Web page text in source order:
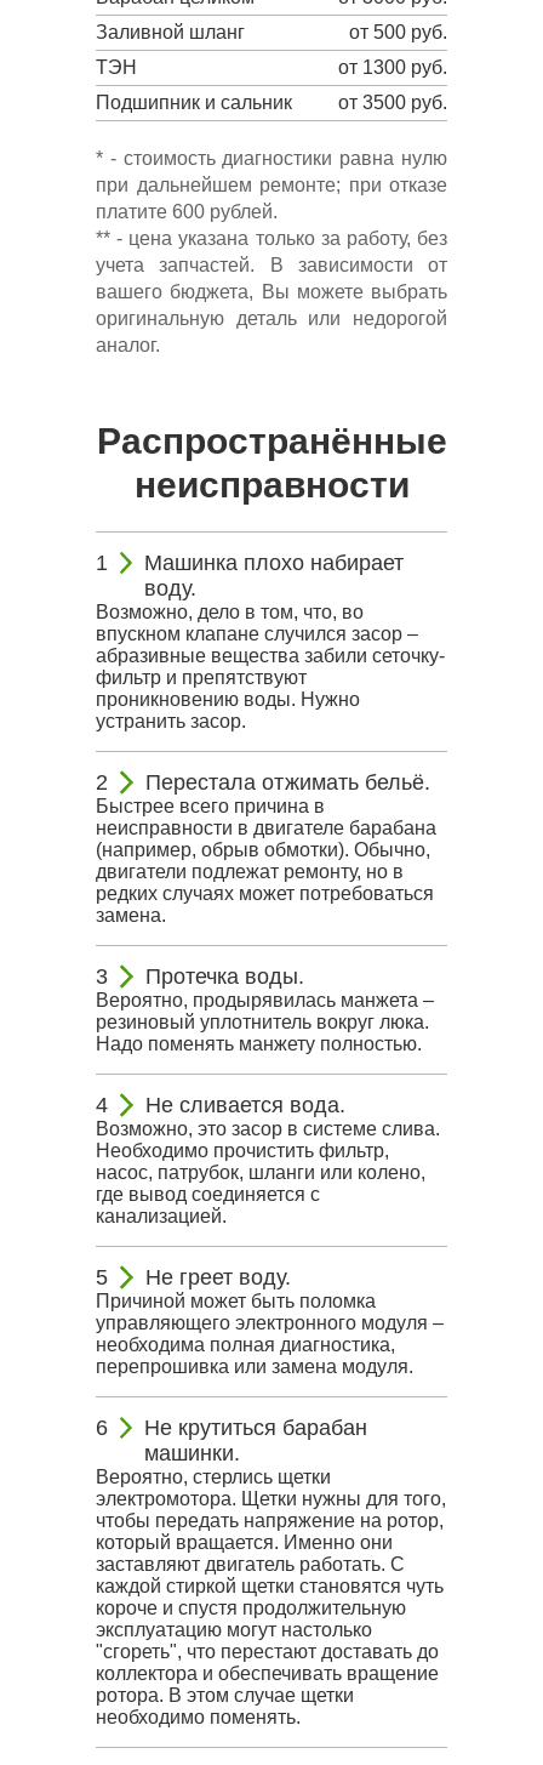
Заливной шланг
от 500 руб.
ТЭН
от 1300 руб.
Подшипник и сальник
от 3500 руб.
* - стоимость диагностики равна нулю
при дальнейшем ремонте; при отказе
платите 600 рублей.
** - цена указана только за работу, без
учета запчастей. В зависимости от
вашего бюджета, Вы можете выбрать
оригинальную деталь или недорогой
аналог.
Распространённые
неисправности
Машинка плохо набирает
воду.
Возможно, дело в том, что, во
впускном клапане случился засор –
абразивные вещества забили сеточку-
фильтр и препятствуют
проникновению воды. Нужно
устранить засор.
Перестала отжимать бельё.
Быстрее всего причина в
неисправности в двигателе барабана
(например, обрыв обмотки). Обычно,
двигатели подлежат ремонту, но в
редких случаях может потребоваться
замена.
Протечка воды.
Вероятно, продырявилась манжета –
резиновый уплотнитель вокруг люка.
Надо поменять манжету полностью.
Не сливается вода.
Возможно, это засор в системе слива.
Необходимо прочистить фильтр,
насос, патрубок, шланги или колено,
где вывод соединяется с
канализацией.
Не греет воду.
Причиной может быть поломка
управляющего электронного модуля –
необходима полная диагностика,
перепрошивка или замена модуля.
Не крутиться барабан
машинки.
Вероятно, стерлись щетки
электромотора. Щетки нужны для того,
чтобы передать напряжение на ротор,
который вращается. Именно они
заставляют двигатель работать. С
каждой стиркой щетки становятся чуть
короче и спустя продолжительную
эксплуатацию могут настолько
"сгореть", что перестают доставать до
коллектора и обеспечивать вращение
ротора. В этом случае щетки
необходимо поменять.